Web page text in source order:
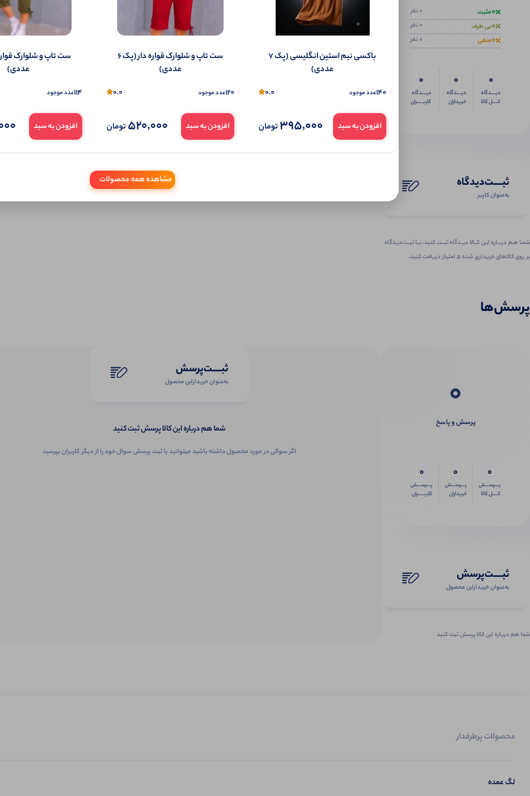
0مثبت 0 نفر
0بی طرف 0 نفر
0منفی 0 نفر
0
دیــــدگاه
کــــل کالا
0
دیــــدگاه
خریداران
0
دیــــدگاه
کاربـــــران
ثبـــــت‌دیدگاه
به‌عنوان کاربر
شمـا هـم دربـاره ایـن کــالا دیــدگاه ثبــت کنید، بــا ثبــت‌دیـدگاه
بر روی کالاهای خریداری شده ۵ امتیاز دریافت کنید.
تمایل می‌توانید به صورت ناشناس نیز دیدگاه خود را ثبت کنید.
پرسش‌ها
0
پرسش و پاسخ
0
پـــرســـش
کــــل کالا
0
پـــرســـش
خریداران
0
پـــرســـش
کاربـــــران
ثبـــــت‌پرسش
به‌عنوان ‌خریدار‌این‌ محصول
شما هم درباره این کالا پرسش ثبت کنید
ثبـــــت‌پرسش
به‌عنوان ‌خریدار‌این‌ محصول
شما هم درباره این کالا پرسش ثبت کنید
اگر سوالی در مورد محصول داشته باشید میتوانید با ثبت پرسش سوال خود را از دیگر کاربران بپرسید
محصولات پرطرفدار
لگ عمده
باکسی نیم استین انگلیسی (پک 7
عددی)
140عدد موجود 0.0
افزودن به سبد 395,000تومان
ست تاپ و شلوارک قواره دار (پک 6
عددی)
120عدد موجود 0.0
افزودن به سبد 520,000 تومان
عددی)
114عدد موجود
افزودن به سبد
مشاهده همه محصولات